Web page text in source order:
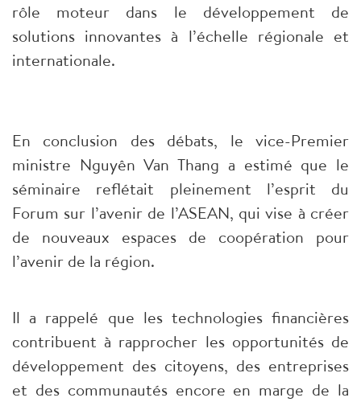
rôle moteur dans le développement de
solutions innovantes à l’échelle régionale et
internationale.
En conclusion des débats, le vice-Premier
ministre Nguyên Van Thang a estimé que le
séminaire reflétait pleinement l’esprit du
Forum sur l’avenir de l’ASEAN, qui vise à créer
de nouveaux espaces de coopération pour
l’avenir de la région.
Il a rappelé que les technologies financières
contribuent à rapprocher les opportunités de
développement des citoyens, des entreprises
et des communautés encore en marge de la